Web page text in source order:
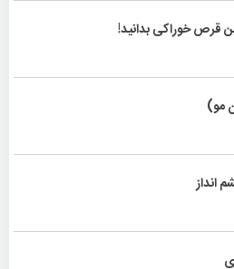
قرص خوراکی بدانید!
مو)
انداز